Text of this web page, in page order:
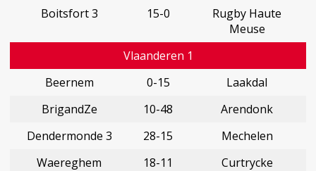
Boitsfort 3
15-0
Rugby Haute
Meuse
Vlaanderen 1
Beernem
0-15
Laakdal
BrigandZe
10-48
Arendonk
Dendermonde 3
28-15
Mechelen
Waereghem
18-11 Curtrycke